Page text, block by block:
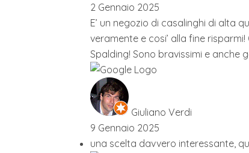
2 Gennaio 2025
E’ un negozio di casalinghi di alta
veramente e cosi’ alla fine
Spalding! Sono bravissimi e anche
Giuliano Verdi
9 Gennaio 2025
una scelta davvero interessante,